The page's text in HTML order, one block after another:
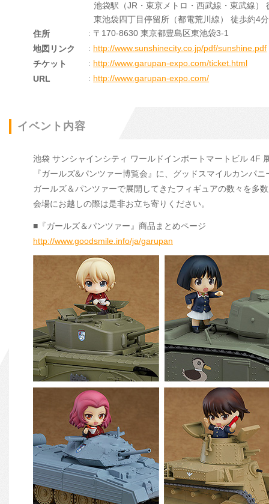
池袋駅（JR・東京メトロ・西武線・東武線）
東池袋四丁目停留所（都電荒川線） 徒歩約4分
住所
: 〒170-8630 東京都豊島区東池袋3-1
地図リンク
: http://www.sunshinecity.co.jp/pdf/sunshine.pdf
チケット
: http://www.garupan-expo.com/ticket.html
URL
: http://www.garupan-expo.com/
イベント内容
池袋 サンシャインシティ ワールドインポートマートビル 4F
『ガールズ&パンツァー博覧会』に、グッドスマイルカンパ
ガールズ＆パンツァーで展開してきたフィギュアの数々を多
会場にお越しの際は是非お立ち寄りください。
■『ガールズ＆パンツァー』商品まとめページ
http://www.goodsmile.info/ja/garupan